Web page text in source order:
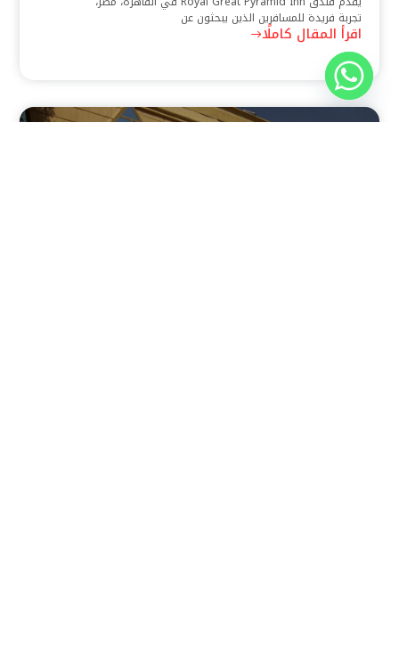
تجربة فريدة للمسافرين الذين يبحثون عن
اقرأ المقال كاملًا